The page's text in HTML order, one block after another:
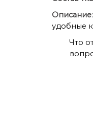
Описание
удобные
Что